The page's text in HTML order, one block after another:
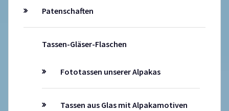
Patenschaften
Tassen-Gläser-Flaschen
Fototassen unserer Alpakas
Tassen aus Glas mit Alpakamotiven